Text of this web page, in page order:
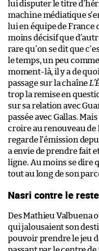
lui disputer le titre
machine médiatique
lui en équipe de France
moins décisif que
rare qu’on se dit que
le temps, un peu
moment-là, il y a de
passage sur la chaîne
trop la remise en
sur sa relation avec
passée avec Gallas.
croire au renouveau
regarde l’émission
a envie de prendre fait
ligne. Au moins se dire
tout au long de son
Nasri contre le
Des Mathieu Valbuena
qui jalousaient son
pouvoir prendre le jeu